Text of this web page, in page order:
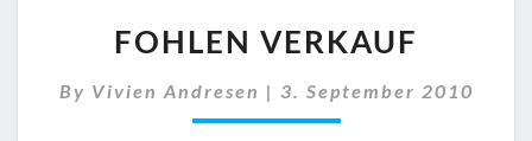
VERKAUF
FOHLEN VERKAUF
By Vivien Andresen | 3. September 2010